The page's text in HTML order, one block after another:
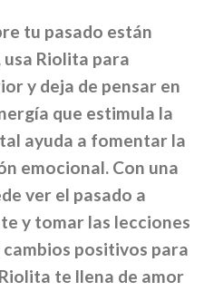
tu pasado están
Riolita para
y deja de pensar en
que estimula la
ayuda a fomentar la
emocional. Con una
ver el pasado a
y tomar las lecciones
positivos para
te llena de amor